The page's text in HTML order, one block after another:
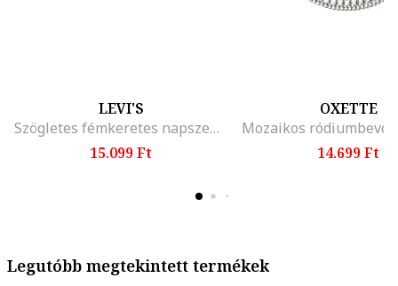
LEVI'S
Szögletes fémkeretes napszemüveg, Aranyszín/Lila
15.099 Ft
OXETTE
14.699 Ft
Legutóbb megtekintett termékek